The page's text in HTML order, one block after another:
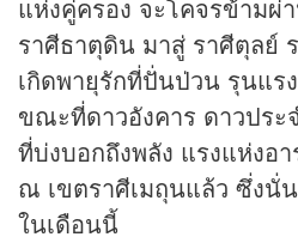
แห่งคู่ครอง จะโคจรข้ามผ่
ราศีธาตุดิน มาสู่ ราศีตุลย์
เกิดพายุรักที่ปั่นป่วน รุนแร
ขณะที่ดาวอังคาร ดาวประ
ที่บ่งบอกถึงพลัง แรงแห่งอ
ณ เขตราศีเมถุนแล้ว ซึ่ง
ในเดือนนี้